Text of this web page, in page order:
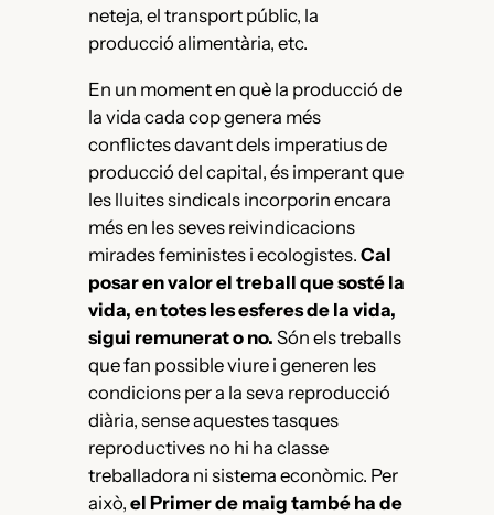
neteja, el transport públic, la
producció alimentària, etc.
En un moment en què la producció de
la vida cada cop genera més
conflictes davant dels imperatius de
producció del capital, és imperant que
les lluites sindicals incorporin encara
més en les seves reivindicacions
mirades feministes i ecologistes. Cal
posar en valor el treball que sosté la
vida, en totes les esferes de la vida,
sigui remunerat o no. Són els treballs
que fan possible viure i generen les
condicions per a la seva reproducció
diària, sense aquestes tasques
reproductives no hi ha classe
treballadora ni sistema econòmic. Per
això, el Primer de maig també ha de